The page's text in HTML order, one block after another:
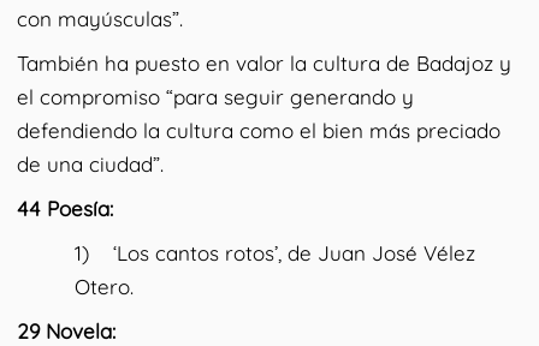
con mayúsculas”.
También ha puesto en valor la cultura de Badajoz y
el compromiso “para seguir generando y
defendiendo la cultura como el bien más preciado
de una ciudad”.
44 Poesía:
1) ‘Los cantos rotos’, de Juan José Vélez
Otero.
29 Novela: